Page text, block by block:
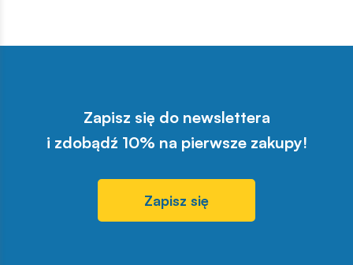
Zapisz się do newslettera
i zdobądź 10% na pierwsze zakupy!
Zapisz się